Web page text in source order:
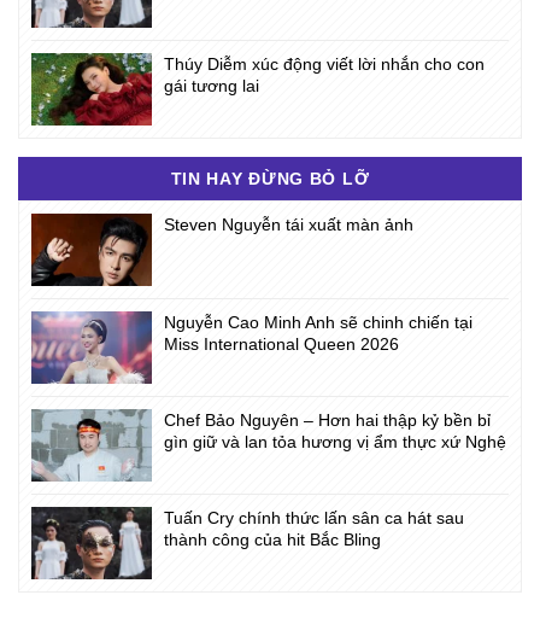
Thúy Diễm xúc động viết lời nhắn cho con
gái tương lai
TIN HAY ĐỪNG BỎ LỠ
Steven Nguyễn tái xuất màn ảnh
Nguyễn Cao Minh Anh sẽ chinh chiến tại
Miss International Queen 2026
Chef Bảo Nguyên – Hơn hai thập kỷ bền bỉ
gìn giữ và lan tỏa hương vị ẩm thực xứ Nghệ
Tuấn Cry chính thức lấn sân ca hát sau
thành công của hit Bắc Bling